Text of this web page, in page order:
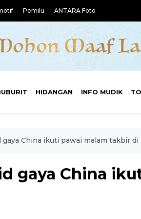
Pemilu ANTARA Foto
HIDANGAN INFO MUDIK
China ikuti pawai malam takbir di
gaya China